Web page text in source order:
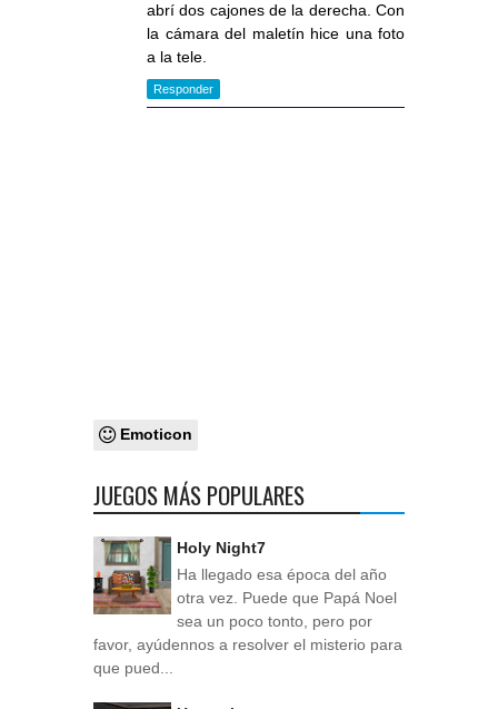
abrí dos cajones de la derecha. Con
la cámara del maletín hice una foto
a la tele.
Responder
Emoticon
JUEGOS MÁS POPULARES
Holy Night7
Ha llegado esa época del año
otra vez. Puede que Papá Noel
sea un poco tonto, pero por
favor, ayúdennos a resolver el misterio para
que pued...